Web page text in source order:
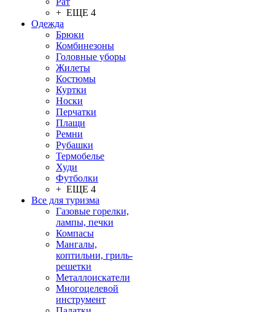
+ ЕЩЕ 4
Одежда
Брюки
Комбинезоны
Головные уборы
Жилеты
Костюмы
Куртки
Носки
Перчатки
Плащи
Ремни
Рубашки
Термобелье
Худи
Футболки
+ ЕЩЕ 4
Все для туризма
Газовые горелки,
лампы, печки
Компасы
Мангалы,
коптильни, гриль-
решетки
Металлоискатели
Многоцелевой
инструмент